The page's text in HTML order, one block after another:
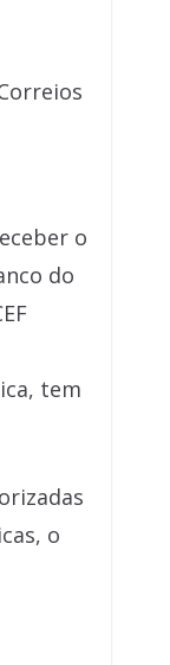
o
do
tem
o